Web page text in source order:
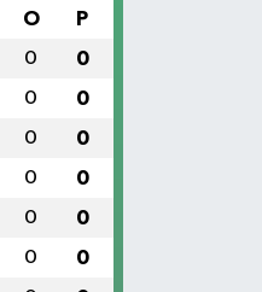
O P
0 0
0 0
0 0
0 0
0 0
0 0